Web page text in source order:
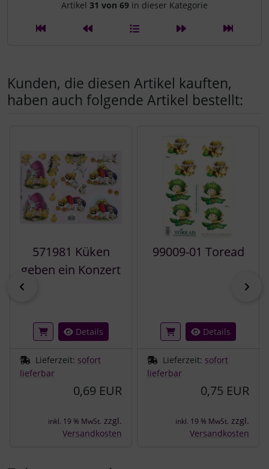
Artikelnavigation innerhalb
Artikel 31 von 69 in dieser Kategorie
Kunden, die diesen Artikel kauften,
haben auch folgende Artikel bestellt:
571981 Küken
geben ein Konzert
Details
Lieferzeit: sofort
lieferbar
0,69 EUR
inkl. 19 % MwSt. zzgl.
Versandkosten
99009-01 Toread
Details
Lieferzeit: sofort
lieferbar
0,75 EUR
inkl. 19 % MwSt. zzgl.
Versandkosten